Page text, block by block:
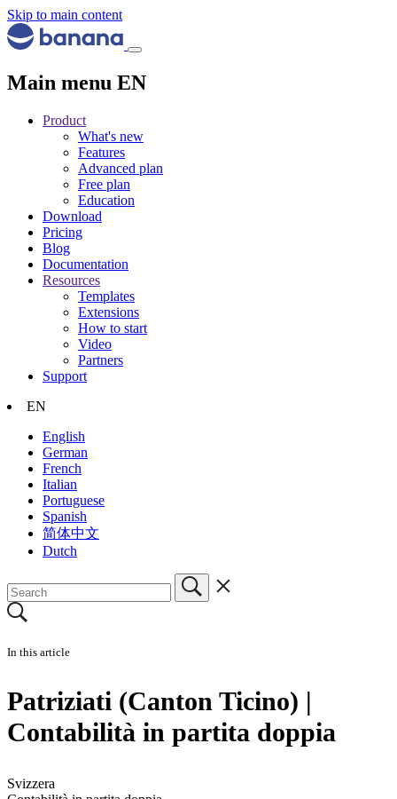
Skip to main content
Main menu EN
Product
What's new
Features
Advanced plan
Free plan
Education
Download
Pricing
Blog
Documentation
Resources
Templates
Extensions
How to start
Video
Partners
Support
EN
English
German
French
Italian
Portuguese
Spanish
简体中文
Dutch
In this article
Patriziati (Canton Ticino) |
Contabilità in partita doppia
Svizzera